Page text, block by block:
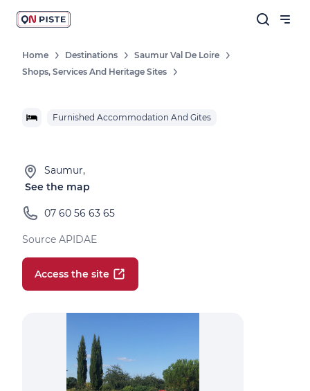
Home Destinations
Saumur Val De Loire
Shops, Services And Heritage Sites
Furnished Accommodation And Gites
Saumur,
See the map
07 60 56 63 65
Source APIDAE
Access the site